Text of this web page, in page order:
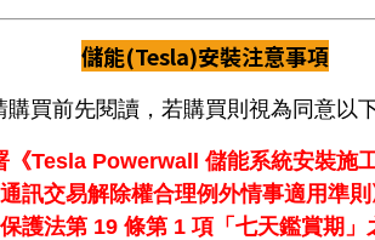
儲能(Tesla)安裝注意事項
購買前先閱讀，若購買則視為同意以
《Tesla Powerwall 儲能系統安裝施
訊交易解除權合理例外情事適用準
護法第 19 條第 1項「七天鑑賞期」